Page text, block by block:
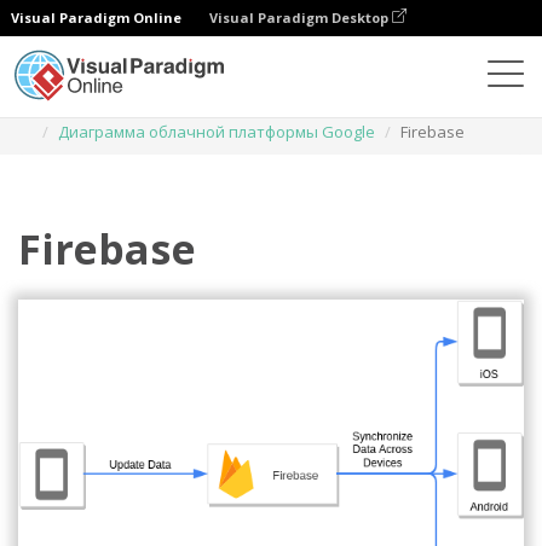
Visual Paradigm Online Visual Paradigm Desktop
Диаграмма облачной платформы Google
Firebase
Firebase